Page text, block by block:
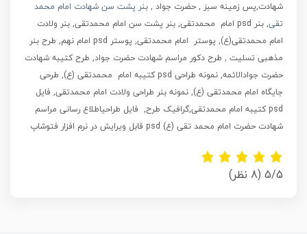
شهادت,پس زمینه سبز , حضرت جواد , بنر پشت سن شهادت امام محمد
تقی
, بنر psd امام محمدتقی, بنر پشت سن امام محمدتقی, بنر ولادت
امام محمدتقی(ع), پوستر امام محمدتقی, پوستر psd امام نهم, طرح بنر
مذهبی تسلیت , طرح دکور مراسم شهادت حضرت جواد, طرح کتیبه شهادت
حضرت جوادالائمه, نمونه طراحی psd کتیبه امام محمدتقی (ع), طرحی
جایگاه امام محمدتقی (ع), نمونه بنر طراحی ولادت امام محمدتقی, فایل
psd کتیبه امام محمدتقی,گرافیک طرح, فایل طراحیاطلاع رسانی مراسم
شهادت حضرت امام محمد تقی (ع) psd قابل ویرایش در نرم افزار فتوشاپ
5/5 (8 نظر)